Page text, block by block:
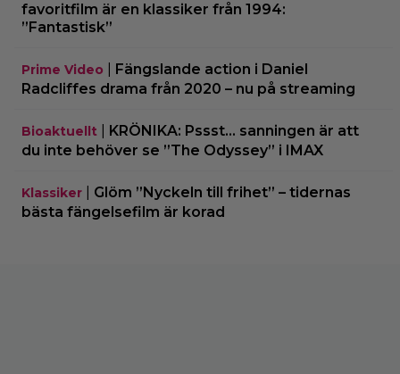
favoritfilm är en klassiker från 1994:
”Fantastisk”
Prime Video
Fängslande action i Daniel
Radcliffes drama från 2020 – nu på streaming
Bioaktuellt
KRÖNIKA: Pssst… sanningen är att
du inte behöver se ”The Odyssey” i IMAX
Klassiker
Glöm ”Nyckeln till frihet” – tidernas
bästa fängelsefilm är korad